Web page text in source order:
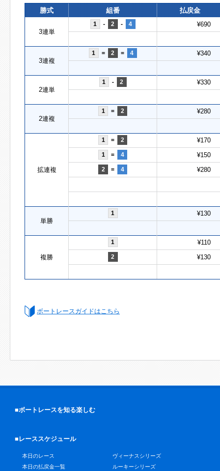
勝式 組番 払戻金
3連単
1 - 2 - 4 ¥690
3連複
1 = 2 = 4 ¥340
2連単
1 - 2 ¥330
2連複
1 = 2 ¥280
拡連複
1 = 2 ¥170
1 = 4 ¥150
2 = 4 ¥280
単勝
1 ¥130
複勝
1 ¥110
2 ¥130
ボートレースガイドはこちら
■ボートレースを知る楽しむ
■レーススケジュール
本日のレース
本日の払戻金一覧
ヴィーナスシリーズ
ルーキーシリーズ